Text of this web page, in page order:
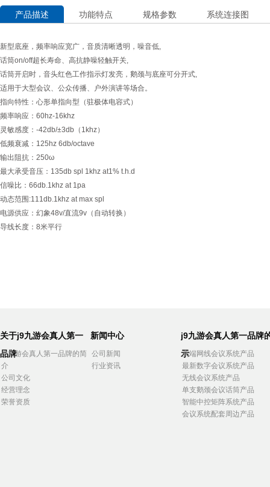
产品描述 功能特点 规格参数 系统连接图
新型底座，频率响应宽广，音质清晰透明，噪音低,
话筒on/off超长寿命、高抗静噪轻触开关,
话筒开启时，音头红色工作指示灯发亮，鹅颈与底座可分开式,
适用于大型会议、公众传播、户外演讲等场合。
指向特性：心形单指向型（驻极体电容式）
频率响应：60hz-16khz
灵敏感度：-42db/±3db（1khz）
低频衰减：125hz 6db/octave
输出阻抗：250ω
最大承受音压：135db spl 1khz at1% t.h.d
信噪比：66db.1khz at 1pa
动态范围:111db.1khz at max spl
电源供应：幻象48v/直流9v（自动转换）
导线长度：8米平行
关于j9九游会真人第一
品牌
j9九游会真人第一品牌的简
介
公司文化
经营理念
荣誉资质
新闻中心
公司新闻
行业资讯
j9九游会真人第一品牌
示
高端网线会议系统产品
最新数字会议系统产品
无线会议系统产品
单支鹅颈会议话筒产品
智能中控矩阵系统产品
会议系统配套周边产品